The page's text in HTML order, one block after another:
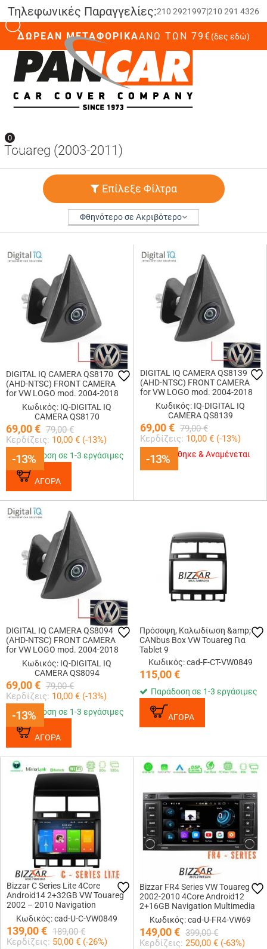
Τηλεφωνικές Παραγγελίες:210 2921997|210 291 4326
ΔΩΡΕΑΝ ΜΕΤΑΦΟΡΙΚΑΆΝΩ ΤΩΝ 79€(δες εδώ)
0
Touareg (2003-2011)
Επίλεξε Φίλτρα
Φθηνότερο σε Ακριβότερο
-13%
DIGITAL IQ CAMERA QS8170
(AHD-NTSC) FRONT CAMERA
for VW LOGO mod. 2004-2018
(44mm)Κωδικός: IQ-DIGITAL IQ
CAMERA QS8170
69,00€ 79,00 €
Κερδίζεις: 10,00 € (-13%)
-13%
Παράδοση σε 1-3 εργάσιμες
ΑΓΟΡΑ
-13%
DIGITAL IQ CAMERA QS8139
(AHD-NTSC) FRONT CAMERA
for VW LOGO mod. 2004-2018
(46mm)Κωδικός: IQ-DIGITAL IQ
CAMERA QS8139
69,00€ 79,00 €
Κερδίζεις: 10,00 € (-13%)
-13%
Εξαντλήθηκε & Αναμένεται
-13%
DIGITAL IQ CAMERA QS8094
(AHD-NTSC) FRONT CAMERA
for VW LOGO mod. 2004-2018
(49mm)Κωδικός: IQ-DIGITAL IQ
CAMERA QS8094
69,00€ 79,00 €
Κερδίζεις: 10,00 € (-13%)
-13%
Παράδοση σε 1-3 εργάσιμες
ΑΓΟΡΑ
Πρόσοψη, Καλωδίωση &amp;
CANbus Box VW Touareg Για
Tablet 9
Κωδικός: cad-F-CT-VW0849
115,00€
Παράδοση σε 1-3 εργάσιμες
ΑΓΟΡΑ
Bizzar C Series Lite 4Core
Android14 2+32GB VW Touareg
2002 – 2010 Navigation
Multimedia Tablet 9
Κωδικός: cad-U-C-VW0849
139,00€ 189,00 €
Κερδίζεις: 50,00 € (-26%)
Bizzar FR4 Series VW Touareg
2002-2010 4Core Android12
2+16GB Navigation Multimedia
Station 7 (OEM Style)
Κωδικός: cad-U-FR4-VW69
149,00€ 399,00 €
Κερδίζεις: 250,00 € (-63%)